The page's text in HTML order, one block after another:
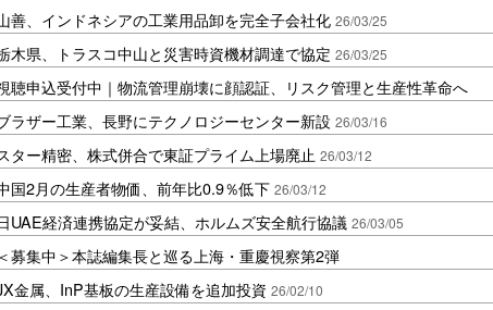
善、インドネシアの工業用品卸を完全子会社化 26/03/25
木県、トラスコ中山と災害時資機材調達で協定 26/03/25
聴申込受付中｜物流管理崩壊に顔認証、リスク管理と生産性革命へ
ラザー工業、長野にテクノロジーセンター新設 26/03/16
ター精密、株式併合で東証プライム上場廃止 26/03/12
国2月の生産者物価、前年比0.9％低下 26/03/12
UAE経済連携協定が妥結、ホルムズ安全航行協議 26/03/05
＜募集中＞本誌編集長と巡る上海・重慶視察第2弾
金属、InP基板の生産設備を追加投資 26/02/10